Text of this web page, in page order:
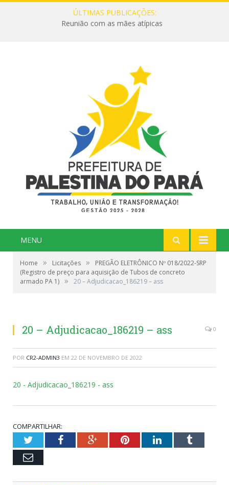
ÚLTIMAS PUBLICAÇÕES:
Reunião com as mães atípicas
MENU
Home » Licitações »
PREGÃO ELETRÔNICO Nº 018/2022-SRP
(Registro de preço para aquisição de Tubos de concreto
armado PA 1) » 20 – Adjudicacao_186219 – ass
20 – Adjudicacao_186219 – ass 0
POR CR2-ADMIN3 EM 22 DE NOVEMBRO DE 2022
20 - Adjudicacao_186219 - ass
COMPARTILHAR:
TwitterFacebookGoogle+PinterestLinkedInTumblr
Email